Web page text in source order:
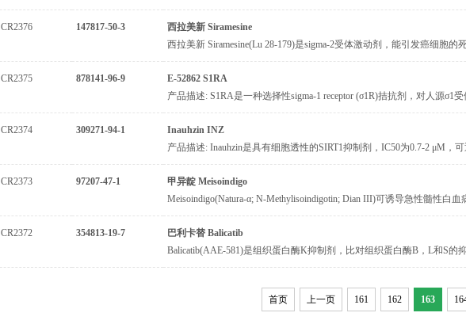
CR2376 147817-50-3
西拉美新 Siramesine
西拉美新 Siramesine(Lu 28-179)是sigma-2受体激动剂，能引发癌细胞的
CR2375 878141-96-9
E-52862 S1RA
产品描述: S1RA是一种选择性sigma-1 receptor (σ1R)拮抗剂，对人源σ1
CR2374 309271-94-1
Inauhzin INZ
产品描述: Inauhzin是具有细胞透性的SIRT1抑制剂，IC50为0.7-2 μM，
CR2373 97207-47-1
甲异靛 Meisoindigo
Meisoindigo(Natura-α; N-Methylisoindigotin; Dian III)可诱导急性髓性白血
CR2372 354813-19-7
巴利卡替 Balicatib
Balicatib(AAE-581)是组织蛋白酶K抑制剂，比对组织蛋白酶B，L和S的
首页 上一页 161 162 163